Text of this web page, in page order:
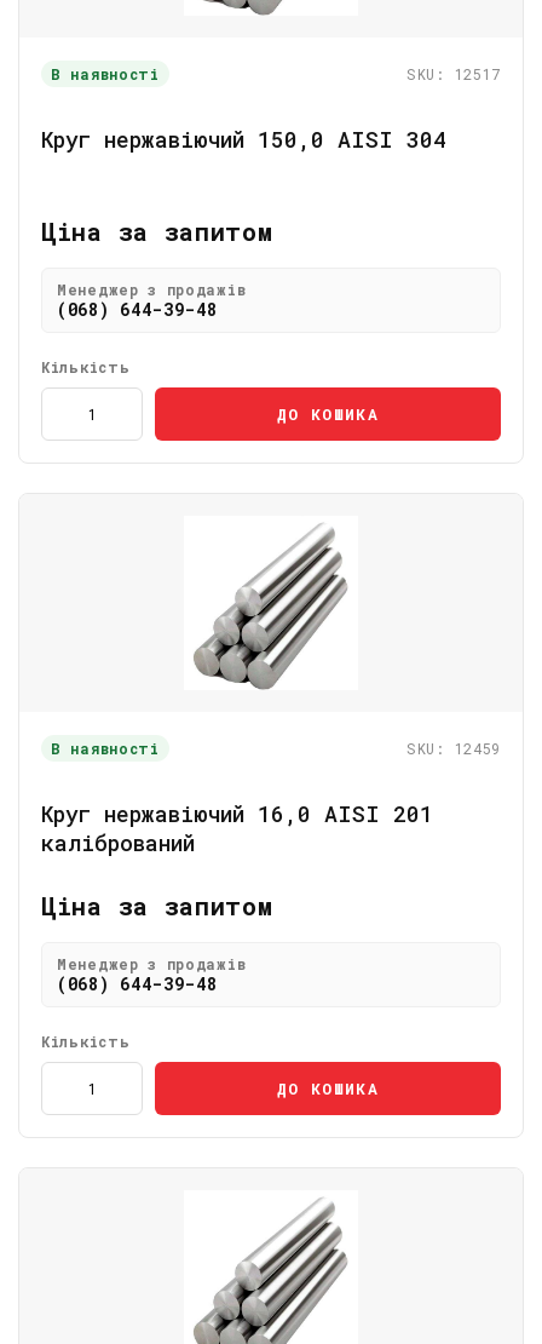
В наявності SKU: 12517
Круг нержавіючий 150,0 AISI 304
Ціна за запитом
Менеджер з продажів
(068) 644-39-48
Кількість
ДО КОШИКА
В наявності SKU: 12459
Круг нержавіючий 16,0 АІSI 201
калібрований
Ціна за запитом
Менеджер з продажів
(068) 644-39-48
Кількість
ДО КОШИКА